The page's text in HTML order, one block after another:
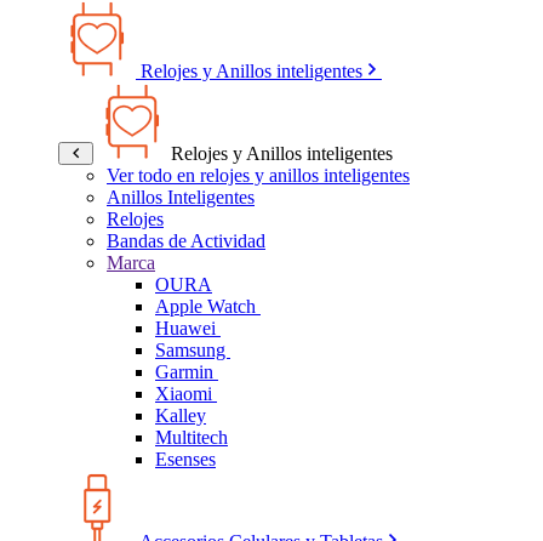
Relojes y Anillos inteligentes
Relojes y Anillos inteligentes
Ver todo en relojes y anillos inteligentes
Anillos Inteligentes
Relojes
Bandas de Actividad
Marca
OURA
Apple Watch
Huawei
Samsung
Garmin
Xiaomi
Kalley
Multitech
Esenses